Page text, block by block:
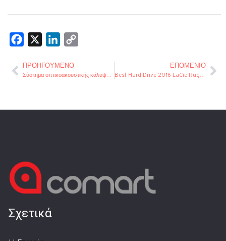
Facebook LinkedIn
ΠΡΟΗΓΟΎΜΕΝΟ
Σύστημα οπτικοακουστικής κάλυψης και streaming για το Γαλλικό Ινστιτούτο
ΕΠΌΜΕΝΙΟ
Best Hard Drive 2016 LaCie Rugged Thunderbolt
Σχετικά